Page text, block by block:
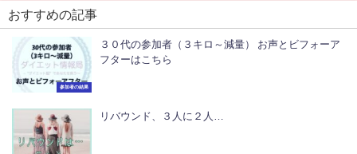
おすすめの記事
参加者の結果
３０代の参加者（３キロ～減量） お声とビフォーア
フターはこちら
リバウンド、３人に２人…